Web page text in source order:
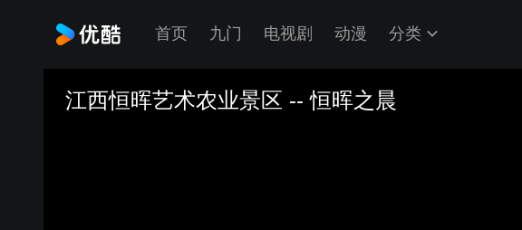
首页 九门 电视剧 动漫 分类
江西恒晖艺术农业景区 -- 恒晖之晨